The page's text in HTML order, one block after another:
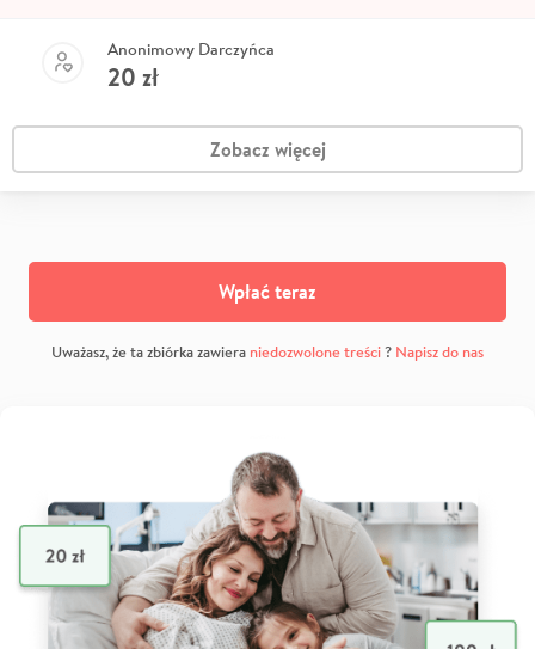
Anonimowy Darczyńca
20 zł
Zobacz więcej
Wpłać teraz
Uważasz, że ta zbiórka zawiera niedozwolone treści? Napisz do nas